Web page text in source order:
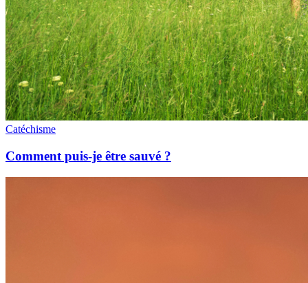
Catéchisme
Comment puis-je être sauvé ?